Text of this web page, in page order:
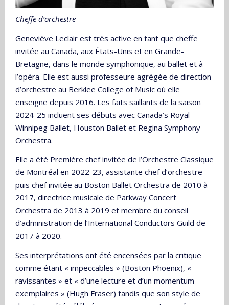
Cheffe d’orchestre
Geneviève Leclair est très active en tant que cheffe
invitée au Canada, aux États-Unis et en Grande-
Bretagne, dans le monde symphonique, au ballet et à
l’opéra. Elle est aussi professeure agrégée de direction
d’orchestre au Berklee College of Music où elle
enseigne depuis 2016. Les faits saillants de la saison
2024-25 incluent ses débuts avec Canada’s Royal
Winnipeg Ballet, Houston Ballet et Regina Symphony
Orchestra.
Elle a été Première chef invitée de l’Orchestre Classique
de Montréal en 2022-23, assistante chef d’orchestre
puis chef invitée au Boston Ballet Orchestra de 2010 à
2017, directrice musicale de Parkway Concert
Orchestra de 2013 à 2019 et membre du conseil
d’administration de l’International Conductors Guild de
2017 à 2020.
Ses interprétations ont été encensées par la critique
comme étant « impeccables » (Boston Phoenix), «
ravissantes » et « d’une lecture et d’un momentum
exemplaires » (Hugh Fraser) tandis que son style de